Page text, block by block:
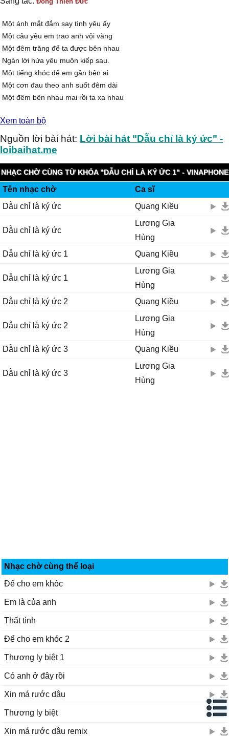
Một ánh mắt đắm say tình yêu ấy
Một câu yêu em trao anh vội vàng
Một đêm trăng để ta được bên nhau
Ngàn lời hứa yêu muôn kiếp sau.
Một tiếng khóc để em gần bên ai
Một cơn đau theo anh suốt đêm dài
Một đêm bên nhau mai rồi ta xa nhau
[ĐK:]
Vết dao đâm sâu vào tim cắt đôi cuộc tình người bước đi
Chẳng bận tâm chúng ta còn gì
Ngàn lời hứa em dễ quên vậy sao?
Gấp Trăm Lần Đau lyrics on ChiaSeNhac.com
Gi � tim anh đi người ơi để không phải nhìn người bước đi
Đừng để anh sống trong mê mị
Thà chết cho người mình yêu còn hơn phải sống đau
Một lần yêu nếm trăm lần đau...gấp trăm lần đau
Xem toàn bộ
Nguồn lời bài hát: Lời bài hát "Dẫu chỉ là ký ức" -
loibaihat.me
NHẠC CHỜ CÙNG TỪ KHÓA "DẪU CHỈ LÀ KÝ ỨC 1" - VINAPHONE
RINGTUNES
Tên nhạc chờ
Ca sĩ
Dẫu chỉ là ký ức
Quang Kiều
Dẫu chỉ là ký ức
Lương Gia
Hùng
Dẫu chỉ là ký ức 1
Quang Kiều
Dẫu chỉ là ký ức 1
Lương Gia
Hùng
Dẫu chỉ là ký ức 2
Quang Kiều
Dẫu chỉ là ký ức 2
Lương Gia
Hùng
Dẫu chỉ là ký ức 3
Quang Kiều
Dẫu chỉ là ký ức 3
Lương Gia
Hùng
Nhạc chờ cùng thể loại
Để cho em khóc
Em là của anh
Thất tình
Để cho em khóc 2
Thương ly biệt 1
Có anh ở đây rồi
Xin má rước dâu
Thương ly biệt
Xin má rước dâu remix